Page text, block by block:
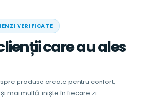
VERIFICATE
care au ales
produse create pentru confort,
mai multă liniște în fiecare zi.